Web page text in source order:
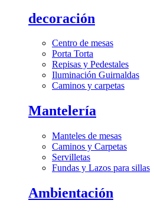
decoración
Centro de mesas
Porta Torta
Repisas y Pedestales
Iluminación Guirnaldas
Caminos y carpetas
Mantelería
Manteles de mesas
Caminos y Carpetas
Servilletas
Fundas y Lazos para sillas
Ambientación